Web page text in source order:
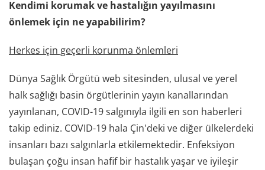
Kendimi korumak ve hastalığın yayılmasını
önlemek için ne yapabilirim?
Herkes için geçerli korunma önlemleri
Dünya Sağlık Örgütü web sitesinden, ulusal ve yerel
halk sağlığı basin örgütlerinin yayın kanallarından
yayınlanan, COVID-19 salgınıyla ilgili en son haberleri
takip ediniz. COVID-19 hala Çin'deki ve diğer ülkelerdeki
insanları bazı salgınlarla etkilemektedir. Enfeksiyon
bulaşan çoğu insan hafif bir hastalık yaşar ve iyileşir